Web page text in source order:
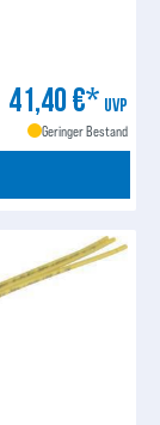
41,40 €* UVP
Geringer Bestand